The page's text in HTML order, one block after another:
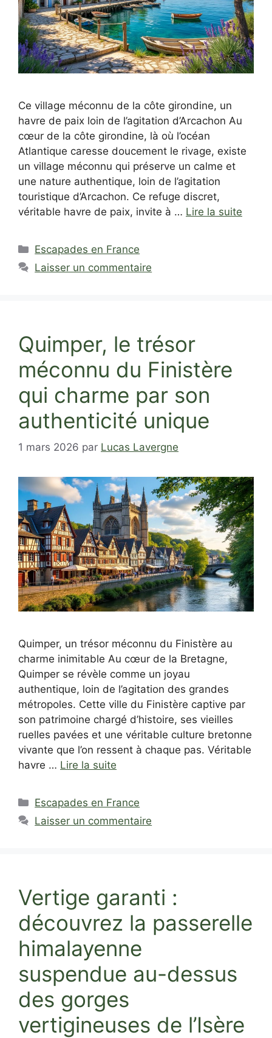
Ce village méconnu de la côte girondine, un
havre de paix loin de l’agitation d’Arcachon Au
cœur de la côte girondine, là où l’océan
Atlantique caresse doucement le rivage, existe
un village méconnu qui préserve un calme et
une nature authentique, loin de l’agitation
touristique d’Arcachon. Ce refuge discret,
véritable havre de paix, invite à … Lire la suite
Catégories
Escapades en France
Laisser un commentaire
Quimper, le trésor
méconnu du Finistère
qui charme par son
authenticité unique
1 mars 2026 par Lucas Lavergne
Quimper, un trésor méconnu du Finistère au
charme inimitable Au cœur de la Bretagne,
Quimper se révèle comme un joyau
authentique, loin de l’agitation des grandes
métropoles. Cette ville du Finistère captive par
son patrimoine chargé d’histoire, ses vieilles
ruelles pavées et une véritable culture bretonne
vivante que l’on ressent à chaque pas. Véritable
havre … Lire la suite
Catégories
Escapades en France
Laisser un commentaire
Vertige garanti :
découvrez la passerelle
himalayenne
suspendue au-dessus
des gorges
vertigineuses de l’Isère